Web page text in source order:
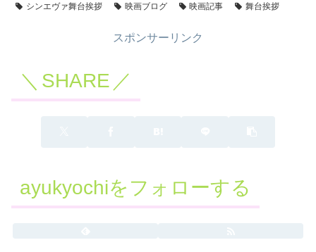
シンエヴァ舞台挨拶
映画ブログ 映画記事 舞台挨拶
スポンサーリンク
SHARE
ayukyochiをフォローする